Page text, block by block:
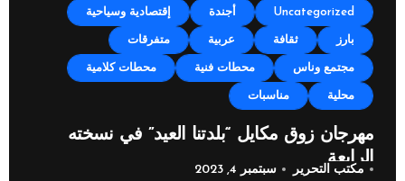
Uncategorized أجندة إقتصادية وسياحية
بارز ثقافة عربية متفرقات
مجتمع وناس محطات فنية محطات كلامية
محلية مناسبات
مهرجان زوق مكايل “بلدتنا العيد” في نسخته
الرابعة
مكتب التحرير سبتمبر 4, 2023